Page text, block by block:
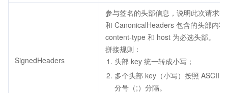
SignedHeaders
参与签名的头部信息，说明此次请求
和 CanonicalHeaders 包含的头部内
content-type 和 host 为必选头部。
拼接规则：
头部 key 统一转成小写；
多个头部 key（小写）按照 ASCII
分号（;）分隔。